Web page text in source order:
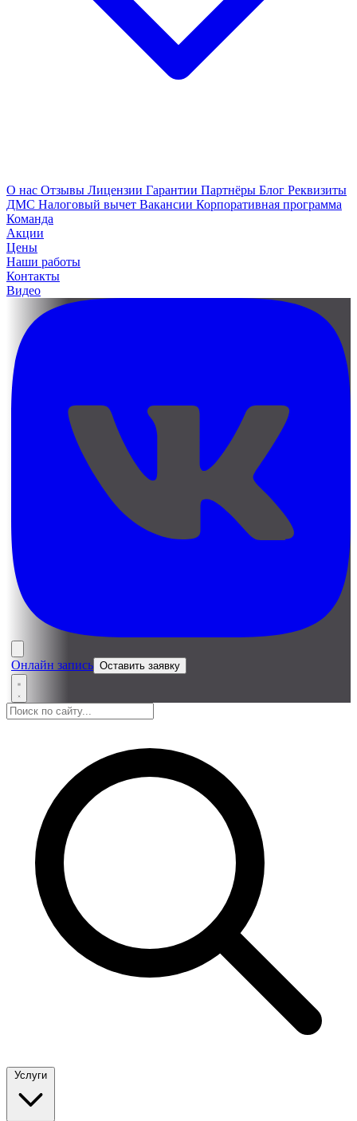
О нас Отзывы Лицензии Гарантии Партнёры Блог Реквизиты
ДМС Налоговый вычет Вакансии Корпоративная программа
Команда
Акции
Цены
Наши работы
Контакты
Видео
Онлайн запись Оставить заявку
Услуги